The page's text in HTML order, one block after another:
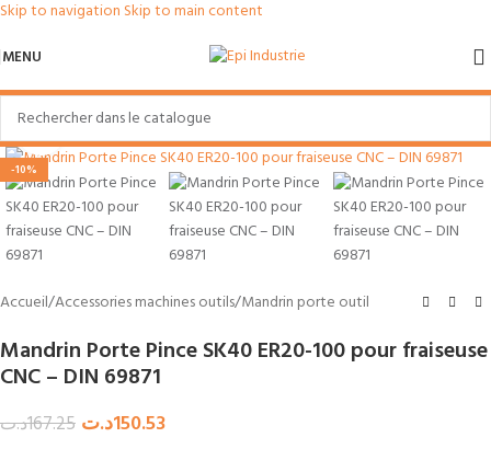
Skip to navigation Skip to main content
MENU
-10%
Accueil/Accessories machines outils/Mandrin porte outil
Mandrin Porte Pince SK40 ER20-100 pour fraiseuse
CNC – DIN 69871
167.25د.ت 150.53د.ت